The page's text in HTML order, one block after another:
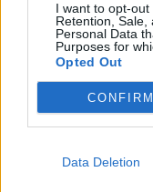
I want to opt-out
Retention, Sale,
Personal Data
Purposes for
Opted Out
CONFIRM
Data Deletion
Servische
Ouazane
Ajax zet
ruime zege
Dusan Tadic
Ajax -